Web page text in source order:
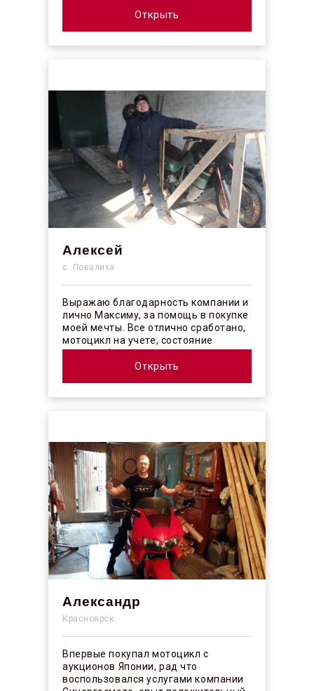
Открыть
Алексей
с. Повалиха
Выражаю благодарность компании и
лично Максиму, за помощь в покупке
моей мечты. Все отлично сработано,
мотоцикл на учете, состояние
отличное! ...
Открыть
Александр
Красноярск
Впервые покупал мотоцикл с
аукционов Японии, рад что
воспользовался услугами компании